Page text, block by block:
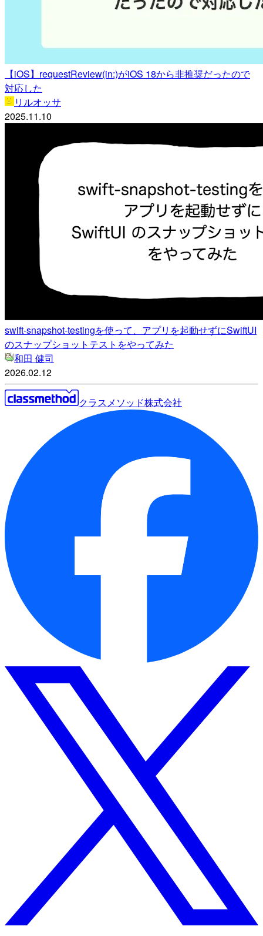
【iOS】requestReview(in:)がiOS 18から非推奨だったので
対応した
リルオッサ
2025.11.10
swift-snapshot-testingを使って、アプリを起動せずにSwiftUI
のスナップショットテストをやってみた
和田 健司
2026.02.12
クラスメソッド株式会社